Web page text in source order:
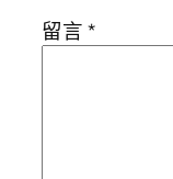
留言*